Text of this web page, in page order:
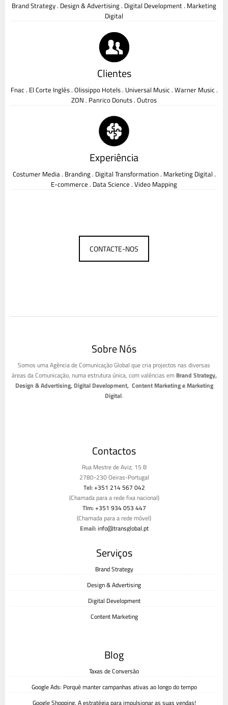
Brand Strategy . Design & Advertising . Digital Development . Marketing
Digital
Clientes
Fnac . El Corte Inglés . Olissippo Hotels . Universal Music . Warner Music .
ZON . Panrico Donuts . Outros
Experiência
Costumer Media . Branding . Digital Transformation . Marketing Digital .
E-commerce . Data Science . Video Mapping
CONTACTE-NOS
Sobre Nós
Somos uma Agência de Comunicação Global que cria projectos nas diversas
áreas da Comunicação, numa estrutura única, com valências em Brand Strategy,
Design & Advertising, Digital Development, Content Marketing e Marketing
Digital.
Contactos
Rua Mestre de Aviz, 15 B
2780-230 Oeiras-Portugal
Tel:+351 214 567 042
(Chamada para a rede fixa nacional)
Tlm:+351 934 053 447
(Chamada para a rede móvel)
Email:info@transglobal.pt
Serviços
Brand Strategy
Design & Advertising
Digital Development
Content Marketing
Blog
Taxas de Conversão
Google Ads: Porquê manter campanhas ativas ao longo do tempo
Google Shopping. A estratégia para impulsionar as suas vendas!